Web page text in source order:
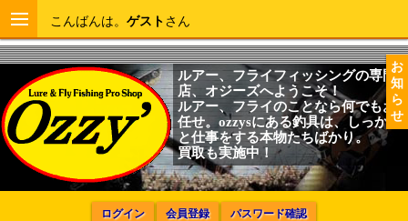
お
知
ら
せ
こんばんは。 ゲスト さん
ルアー、フライフィッシングの専門
店、オジーズへようこそ！
ルアー、フライのことなら何でもお
任せ。ozzysにある釣具は、しっかり
と仕事をする本物たちばかり。
買取も実施中！
ログイン 会員登録 パスワード確認